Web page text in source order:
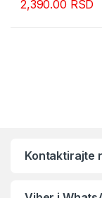
2,390.00 RSD
Kontaktirajte